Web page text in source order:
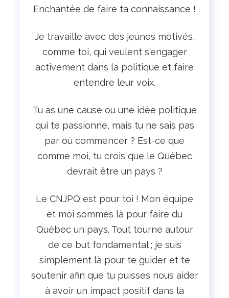
Enchantée de faire ta connaissance !
Je travaille avec des jeunes motivés,
comme toi, qui veulent s'engager
activement dans la politique et faire
entendre leur voix.
Tu as une cause ou une idée politique
qui te passionne, mais tu ne sais pas
par où commencer ? Est-ce que
comme moi, tu crois que le Québec
devrait être un pays ?
Le CNJPQ est pour toi ! Mon équipe
et moi sommes là pour faire du
Québec un pays. Tout tourne autour
de ce but fondamental ; je suis
simplement là pour te guider et te
soutenir afin que tu puisses nous aider
à avoir un impact positif dans la